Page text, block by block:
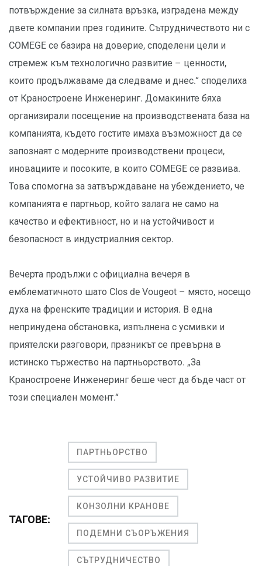
потвърждение за силната връзка, изградена между
двете компании през годините. Сътрудничеството ни с
COMEGE се базира на доверие, споделени цели и
стремеж към технологично развитие – ценности,
които продължаваме да следваме и днес.“ споделиха
от Краностроене Инженеринг. Домакините бяха
организирали посещение на производствената база на
компанията, където гостите имаха възможност да се
запознаят с модерните производствени процеси,
иновациите и посоките, в които COMEGE се развива.
Това спомогна за затвърждаване на убеждението, че
компанията е партньор, който залага не само на
качество и ефективност, но и на устойчивост и
безопасност в индустриалния сектор.
Вечерта продължи с официална вечеря в
емблематичното шато Clos de Vougeot – място, носещо
духа на френските традиции и история. В една
непринудена обстановка, изпълнена с усмивки и
приятелски разговори, празникът се превърна в
истинско тържество на партньорството. „За
Краностроене Инженеринг беше чест да бъде част от
този специален момент.“
ТАГОВЕ:
ПАРТНЬОРСТВО
УСТОЙЧИВО РАЗВИТИЕ
КОНЗОЛНИ КРАНОВЕ
ПОДЕМНИ СЪОРЪЖЕНИЯ
СЪТРУДНИЧЕСТВО